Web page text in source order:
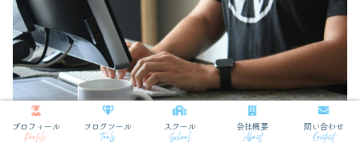
プロフィール
Profile
ブログツール
Tools
スクール
School
会社概要
About
問い合わせ
Contact